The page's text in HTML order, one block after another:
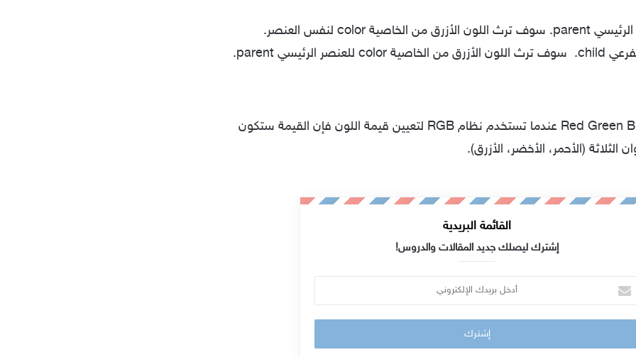
parent. سوف ترث اللون الأزرق من الخاصية color لنفس العنصر.
child. سوف ترث اللون الأزرق من الخاصية color للعنصر الرئيسي parent.
وهي اختصار لـ Red Green Blue عندما تستخدم نظام RGB لتعيين قيمة اللون فإن القيمة ستكون
الثلاثة (الأحمر، الأخضر، الأزرق).
القائمة البريدية
إشترك ليصلك جديد المقالات والدروس!